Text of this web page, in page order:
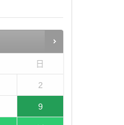
日
2
9